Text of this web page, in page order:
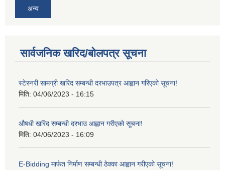
अन्य
सार्वजनिक खरिद/बोलपत्र सूचना
स्टेस्नरी सामग्री खरिद सम्बन्धी दरभाउपत्र आह्वान गरिएको सूचना!
मिति: 04/06/2023 - 16:15
औषधी खरिद सम्बन्धी दरभाउ आह्वान गरीएको सूचना!
मिति: 04/06/2023 - 16:09
E-Bidding मार्फत निर्माण सम्बन्धी ठेक्का आह्वान गरीएको सूचना!